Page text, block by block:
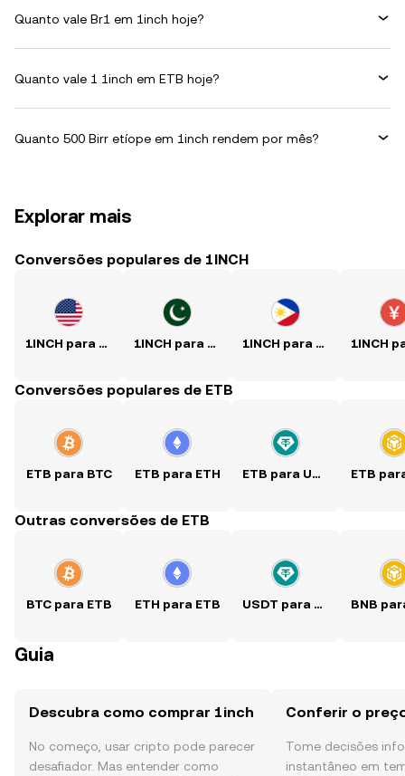
Quanto vale Br1 em 1inch hoje?
Quanto vale 1 1inch em ETB hoje?
Quanto 500 Birr etíope em 1inch rendem por mês?
Explorar mais
Conversões populares de 1INCH
1INCH para USD 1INCH para PKR 1INCH para PHP
Conversões populares de ETB
ETB para BTC ETB para ETH ETB para USDT
Outras conversões de ETB
BTC para ETB ETH para ETB USDT para ETB
Guia
Descubra como comprar 1inch
No começo, usar cripto pode parecer
desafiador. Mas entender como
Conferir o
Tome decisões
instantâneo em